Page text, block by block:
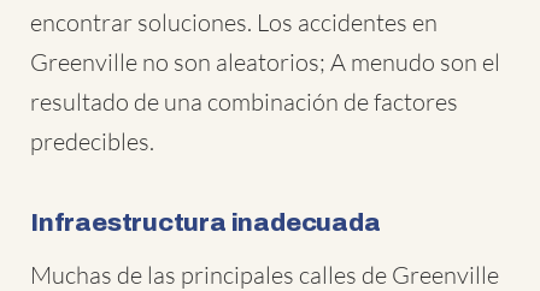
encontrar soluciones. Los accidentes en
Greenville no son aleatorios; A menudo son el
resultado de una combinación de factores
predecibles.
Infraestructura inadecuada
Muchas de las principales calles de Greenville